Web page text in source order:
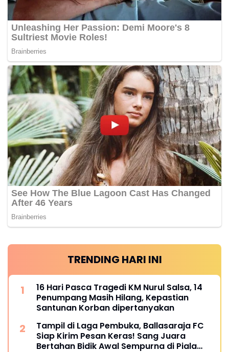
TRENDING HARI INI
16 Hari Pasca Tragedi KM Nurul Salsa, 14
Penumpang Masih Hilang, Kepastian
Santunan Korban dipertanyakan
Tampil di Laga Pembuka, Ballasaraja FC
Siap Kirim Pesan Keras! Sang Juara
Bertahan Bidik Awal Sempurna di Piala